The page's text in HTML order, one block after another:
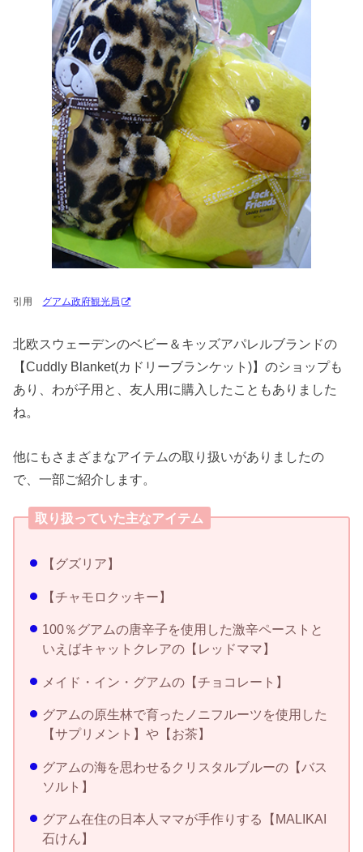
引用 グアム政府観光局
北欧スウェーデンのベビー＆キッズアパレルブランドの
【Cuddly Blanket(カドリーブランケット)】のショップも
あり、わが子用と、友人用に購入したこともありました
ね。
他にもさまざまなアイテムの取り扱いがありましたの
で、一部ご紹介します。
取り扱っていた主なアイテム
【グズリア】
【チャモロクッキー】
100％グアムの唐辛子を使用した激辛ペーストと
いえばキャットクレアの【レッドママ】
メイド・イン・グアムの【チョコレート】
グアムの原生林で育ったノニフルーツを使用した
【サプリメント】や【お茶】
グアムの海を思わせるクリスタルブルーの【バス
ソルト】
グアム在住の日本人ママが手作りする【MALIKAI
石けん】